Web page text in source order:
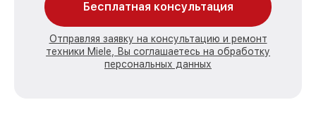
Бесплатная консультация
Отправляя заявку на консультацию и ремонт
техники Miele, Вы соглашаетесь на обработку
персональных данных